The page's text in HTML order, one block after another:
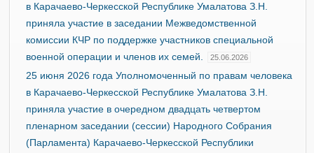
в Карачаево-Черкесской Республике Умалатова З.Н.
приняла участие в заседании Межведомственной
комиссии КЧР по поддержке участников специальной
военной операции и членов их семей.
25.06.2026
25 июня 2026 года Уполномоченный по правам человека
в Карачаево-Черкесской Республике Умалатова З.Н.
приняла участие в очередном двадцать четвертом
пленарном заседании (сессии) Народного Собрания
(Парламента) Карачаево-Черкесской Республики